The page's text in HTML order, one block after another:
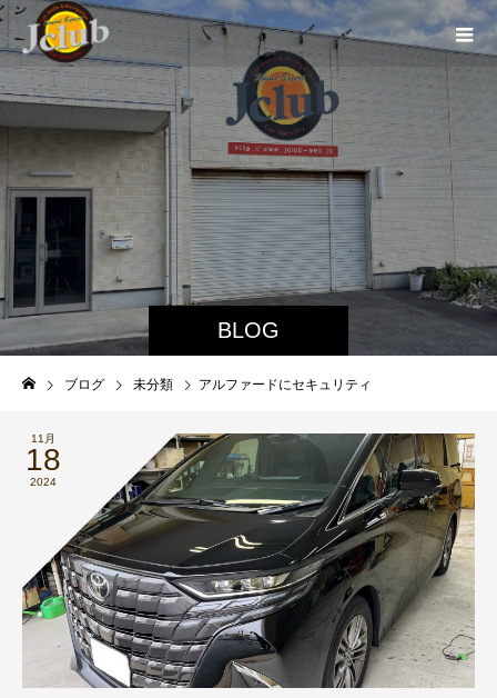
BLOG
ブログ 未分類 アルファードにセキュリティ
11月
18
2024